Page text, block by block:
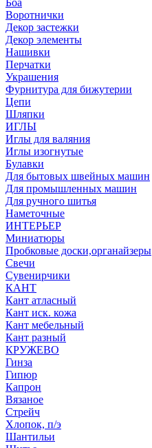
Боа
Воротнички
Декор застежки
Декор элементы
Нашивки
Перчатки
Украшения
Фурнитура для бижутерии
Цепи
Шляпки
ИГЛЫ
Иглы для валяния
Иглы изогнутые
Булавки
Для бытовых швейных машин
Для промышленных машин
Для ручного шитья
Наметочные
ИНТЕРЬЕР
Миниатюры
Пробковые доски,органайзеры
Свечи
Сувенирчики
КАНТ
Кант атласный
Кант иск. кожа
Кант мебельный
Кант разный
КРУЖЕВО
Гинза
Гипюр
Капрон
Вязаное
Стрейч
Хлопок, п/э
Шантильи